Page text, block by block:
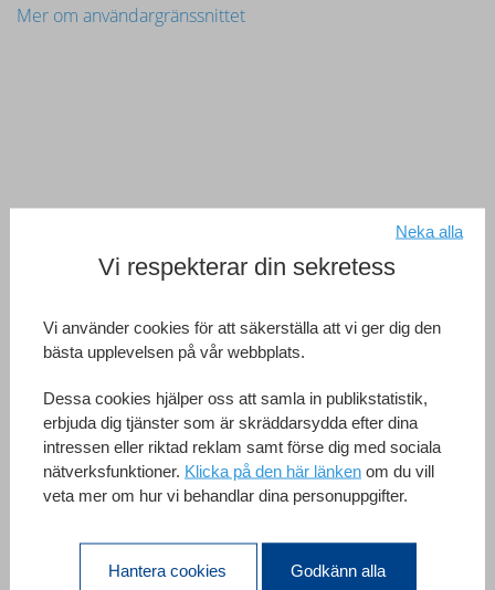
Mer om användargränssnittet
Förbättras hela tiden.
Vi respekterar din sekretess
Vi använder cookies för att säkerställa att vi ger dig den
bästa upplevelsen på vår webbplats.
Dessa cookies hjälper oss att samla in publikstatistik,
erbjuda dig tjänster som är skräddarsydda efter dina
intressen eller riktad reklam samt förse dig med sociala
nätverksfunktioner. Klicka på den här länkenom du vill
veta mer om hur vi behandlar dina personuppgifter.
Hantera cookies Godkänn alla
Neka alla